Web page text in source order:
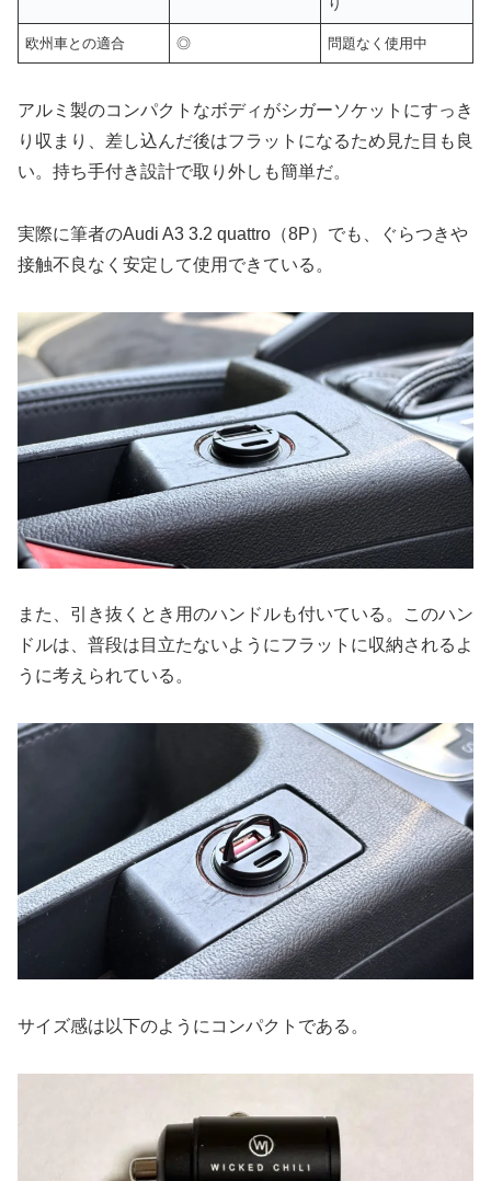
り
欧州車との適合 ◎ 問題なく使用中
アルミ製のコンパクトなボディがシガーソケットにすっき
り収まり、差し込んだ後はフラットになるため見た目も良
い。持ち手付き設計で取り外しも簡単だ。
実際に筆者のAudi A3 3.2 quattro（8P）でも、ぐらつきや
接触不良なく安定して使用できている。
また、引き抜くとき用のハンドルも付いている。このハン
ドルは、普段は目立たないようにフラットに収納されるよ
うに考えられている。
サイズ感は以下のようにコンパクトである。